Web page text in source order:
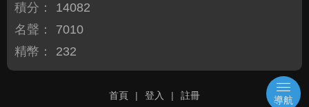
積分：
14082
名聲：
7010
精幣：
232
首頁 | 登入 | 註冊 導航